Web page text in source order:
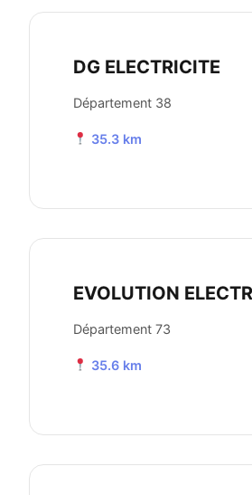
DG ELECTRICITE
Département 38
35.3 km
EVOLUTION
Département 73
35.6 km